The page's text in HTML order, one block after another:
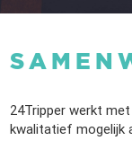
24Tripper werkt
kwalitatief mogelijk